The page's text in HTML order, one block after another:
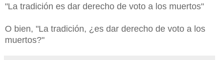
"La tradición es dar derecho de voto a los muertos"
O bien, "La tradición, ¿es dar derecho de voto a los
muertos?"